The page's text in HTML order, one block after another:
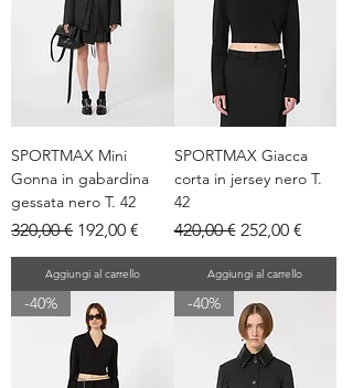
SPORTMAX Mini
Gonna in gabardina
gessata nero T. 42
Prezzo regolare
320,00 € Prezzo scontato
192,00 €
Aggiungi al carrello
SPORTMAX Giacca
corta in jersey nero T.
42
Prezzo regolare
420,00 € Prezzo scontato
252,00 €
Aggiungi al carrello
-40% -40%